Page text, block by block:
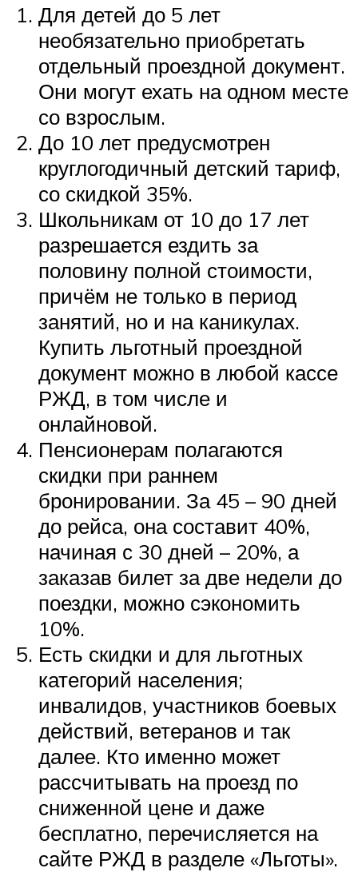
Для детей до 5 лет
необязательно приобретать
отдельный проездной документ.
Они могут ехать на одном месте
со взрослым.
До 10 лет предусмотрен
круглогодичный детский тариф,
со скидкой 35%.
Школьникам от 10 до 17 лет
разрешается ездить за
половину полной стоимости,
причём не только в период
занятий, но и на каникулах.
Купить льготный проездной
документ можно в любой кассе
РЖД, в том числе и
онлайновой.
Пенсионерам полагаются
скидки при раннем
бронировании. За 45 – 90 дней
до рейса, она составит 40%,
начиная с 30 дней – 20%, а
заказав билет за две недели до
поездки, можно сэкономить
10%.
Есть скидки и для льготных
категорий населения;
инвалидов, участников боевых
действий, ветеранов и так
далее. Кто именно может
рассчитывать на проезд по
сниженной цене и даже
бесплатно, перечисляется на
сайте РЖД в разделе «Льготы».